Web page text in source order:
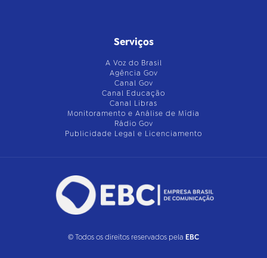
Serviços
A Voz do Brasil
Agência Gov
Canal Gov
Canal Educação
Canal Libras
Monitoramento e Análise de Mídia
Rádio Gov
Publicidade Legal e Licenciamento
© Todos os direitos reservados pela EBC